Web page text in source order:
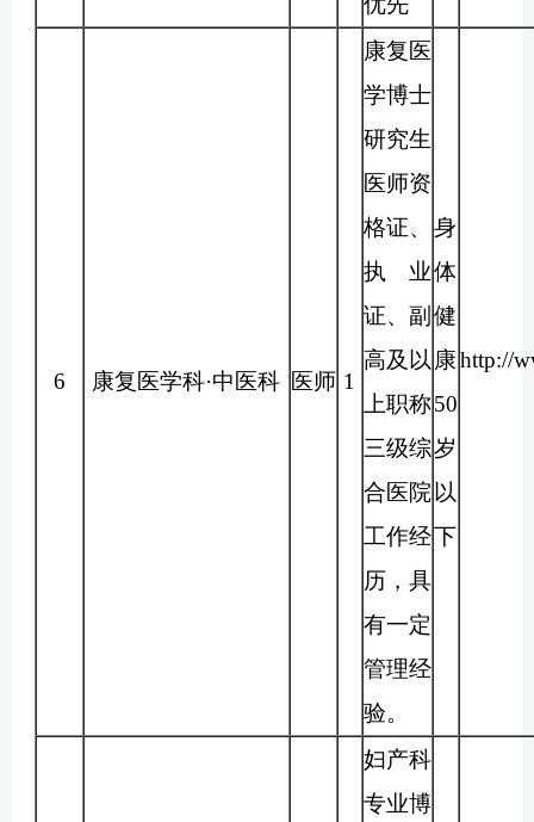
6 康复医学科·中医科 医师 1
康复医
学博士
研究生
医师资
格证、
执业
证、副
高及以
上职称
三级综
合医院
工作经
历，具
有一定
管理经
验。
身
体
健
康
50
岁
以
下
http://
妇产科
专业博